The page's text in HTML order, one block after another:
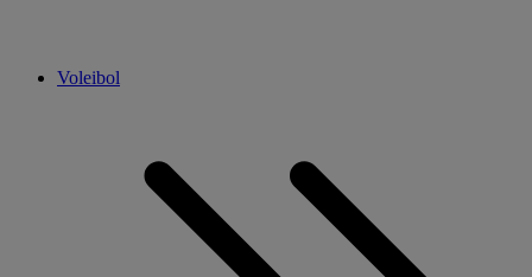
Voleibol